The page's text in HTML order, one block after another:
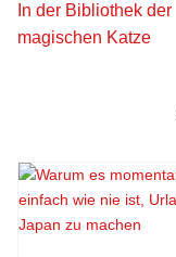
In der Bibliothek der
magischen Katze